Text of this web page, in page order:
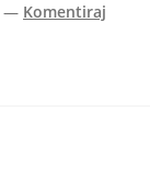
— Komentiraj